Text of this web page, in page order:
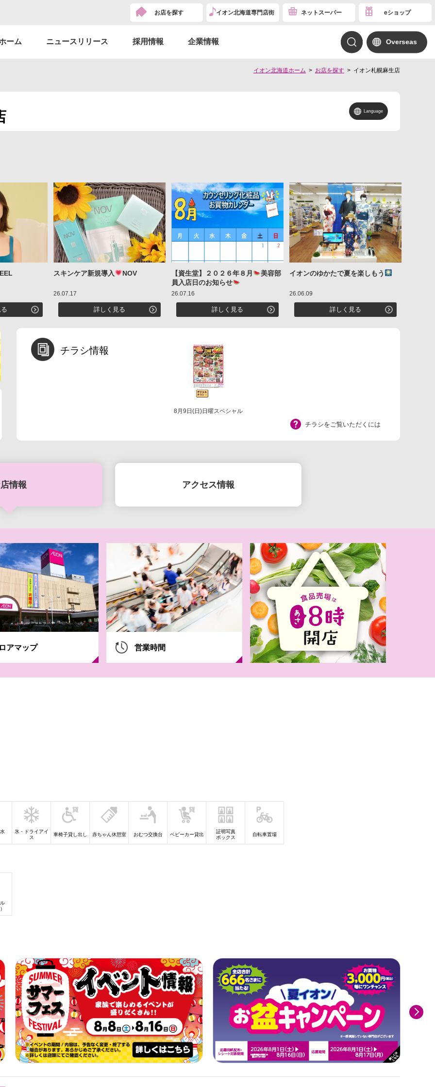
お店を探す イオン北海道専門店街 ネットスーパー eショップ
ーム ニュースリリース 採用情報 企業情報 Overseas
イオン北海道ホーム お店を探す イオン札幌麻生店
Language
スキンケア新規導入 NOV
26.07.17
詳しく見る
【資生堂】２０２６年８月
美容部
員入店日のお知らせ
26.07.16
詳しく見る
イオンのゆかたで夏を楽しもう
26.06.09
詳しく見る
チラシ情報
8月9日(日)日曜スペシャル
8月7日(金)-10日(月）お盆準備
8月7日(金)-16日(日)キッズ
SUMMER特集
デル ランドセル
【iAEONアプリ】新規登録の会
員さま限定！
チラシをご覧いただくには
情報 アクセス情報
アマップ 営業時間
氷・ドライアイ
ス
車椅子貸し出し 赤ちゃん休憩室 おむつ交換台 ベビーカー貸出
証明写真
ボックス
自転車置場